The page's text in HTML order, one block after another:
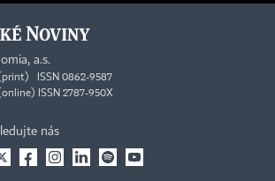
a.s.
ISSN 0862-9587
ISSN 2787-950X
nás